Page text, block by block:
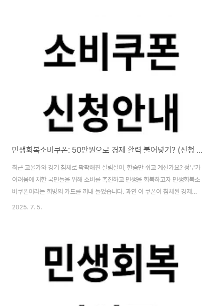
정 및 대상신청 기간: 2025년 9월 22일(월) ~ 10월 31일(금)지급 대상: 소득
하위 90% (건강보험료 기준)지급 방식: 카드 포인트, ..
민생회복소비쿠폰: 50만원으로 경제 활력 불어넣기? (신청 조건 및 사용처 완벽 정리)
최근 고물가와 경기 침체로 팍팍해진 살림살이, 한숨만 쉬고 계신가요? 정부가
어려움에 처한 국민들을 위해 소비를 촉진하고 민생을 회복하고자 민생회복소
비쿠폰이라는 희망의 카드를 꺼내 들었습니다. 과연 이 쿠폰이 침체된 경제에
활력을 불어넣을 수 있을까요? 신청 조건부터 사용처, 효과까지 꼼꼼하게 알아
민생회복소비쿠폰은 이러한 악순환을 끊고, 소비 심리를 회복시켜 경제 전반에
긍정적인 영향을 미치는 것을 목표로 합니다. 마치 멈춰버린 엔진에 기름칠을
하듯, 소비쿠폰을 통해 경제의 활..
2025. 7. 5.